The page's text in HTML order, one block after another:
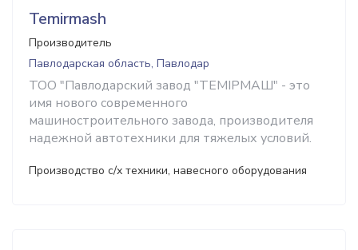
Temirmash
Производитель
Павлодарская область, Павлодар
ТОО "Павлодарский завод "ТЕМІРМАШ" - это
имя нового современного
машиностроительного завода, производителя
надежной автотехники для тяжелых условий.
Производство с/х техники, навесного оборудования